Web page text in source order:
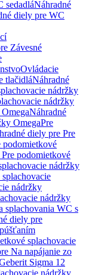
sedadláNáhradné
diely pre WC
Závesné
Ovládacie
tlačidláNáhradné
nádržky
nádržky
Náhradné
OmegaPre
diely pre Pre
podomietkové
podomietkové
nádržky
nádržky
nádržky
splachovania WC s
diely pre
splachovacie
Na napájanie zo
Sigma 12
nádržky